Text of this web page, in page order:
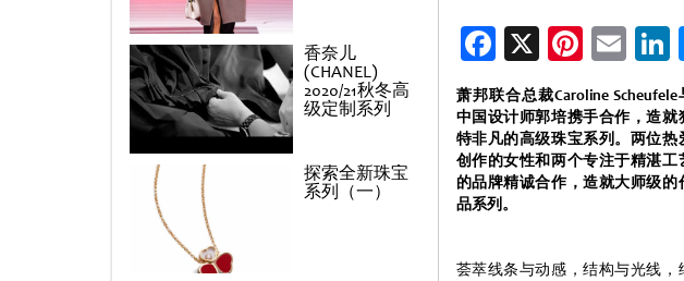
香奈儿
(CHANEL)
2020/21秋冬高
级定制系列
探索全新珠宝
系列（一）
Facebook
X
萧邦联合总裁Caroline Scheufele
中国设计师郭培携手合作，造就
特非凡的高级珠宝系列。两位热
创作的女性和两个专注于精湛工
的品牌精诚合作，造就大师级的
品系列。
荟萃线条与动感，结构与光线，